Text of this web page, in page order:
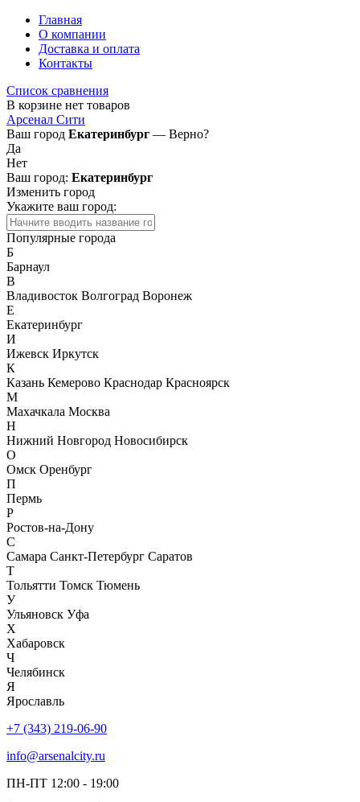
Главная
О компании
Доставка и оплата
Контакты
Список сравнения
В корзине нет товаров
Арсенал Сити
Ваш город Екатеринбург — Верно?
Да
Нет
Ваш город: Екатеринбург
Изменить город
Укажите ваш город:
Популярные города
Б
Барнаул
В
Владивосток Волгоград Воронеж
Е
Екатеринбург
И
Ижевск Иркутск
К
Казань Кемерово Краснодар Красноярск
М
Махачкала Москва
Н
Нижний Новгород Новосибирск
О
Омск Оренбург
П
Пермь
Р
Ростов-на-Дону
С
Самара Санкт-Петербург Саратов
Т
Тольятти Томск Тюмень
У
Ульяновск Уфа
Х
Хабаровск
Ч
Челябинск
Я
Ярославль
+7 (343) 219-06-90
info@arsenalcity.ru
ПН-ПТ 12:00 - 19:00